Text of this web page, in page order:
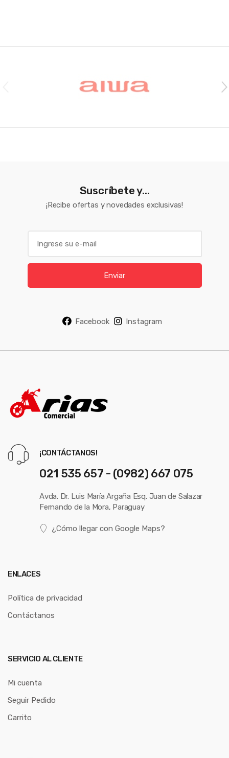
Suscríbete y...
¡Recibe ofertas y novedades exclusivas!
l
Enviar
Facebook Instagram
¡CONTÁCTANOS!
021 535 657 - (0982) 667 075
Avda. Dr. Luis María Argaña Esq. Juan de Salazar
Fernando de la Mora, Paraguay
¿Cómo llegar con Google Maps?
ENLACES
Política de privacidad
Contáctanos
SERVICIO AL CLIENTE
Mi cuenta
Seguir Pedido
Carrito